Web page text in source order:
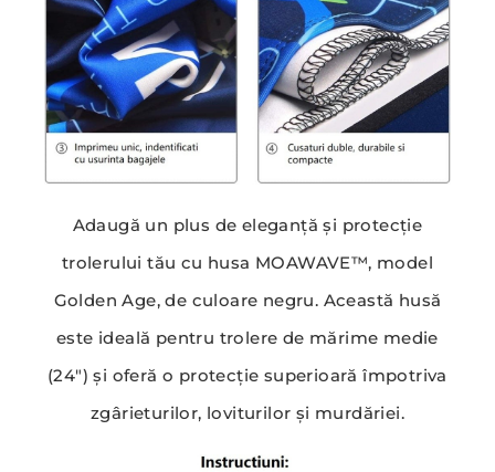
Adaugă un plus de eleganță și protecție
trolerului tău cu husa MOAWAVE™, model
Golden Age, de culoare negru. Această husă
este ideală pentru trolere de mărime medie
(24″) și oferă o protecție superioară împotriva
zgârieturilor, loviturilor și murdăriei.